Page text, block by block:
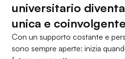
universitario
unica e
Con un supporto costante e
sono sempre aperte: inizia